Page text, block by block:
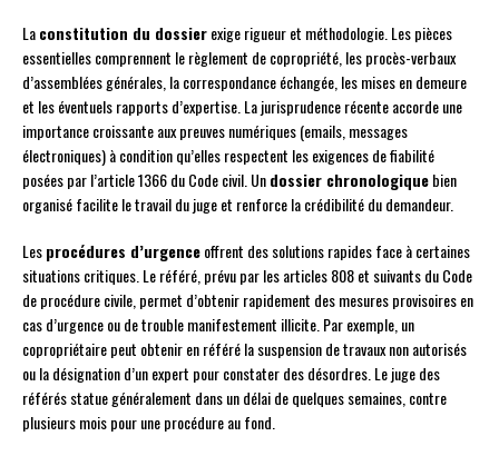
Laconstitution du dossierexige rigueur et méthodologie. Les pièces
essentielles comprennent le règlement de copropriété, les procès-verbaux
d’assemblées générales, la correspondance échangée, les mises en demeure
et les éventuels rapports d’expertise. La jurisprudence récente accorde une
importance croissante aux preuves numériques (emails, messages
électroniques) à condition qu’elles respectent les exigences de fiabilité
posées par l’article 1366 du Code civil. Undossier chronologiquebien
organisé facilite le travail du juge et renforce la crédibilité du demandeur.
Lesprocédures d’urgenceoffrent des solutions rapides face à certaines
situations critiques. Le référé, prévu par les articles 808 et suivants du Code
de procédure civile, permet d’obtenir rapidement des mesures provisoires en
cas d’urgence ou de trouble manifestement illicite. Par exemple, un
copropriétaire peut obtenir en référé la suspension de travaux non autorisés
ou la désignation d’un expert pour constater des désordres. Le juge des
référés statue généralement dans un délai de quelques semaines, contre
plusieurs mois pour une procédure au fond.